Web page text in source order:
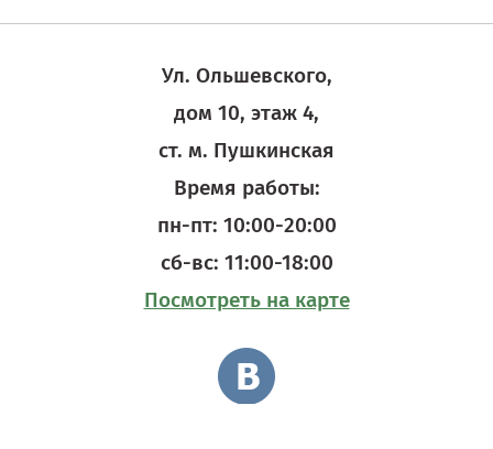
Ул. Ольшевского,
дом 10, этаж 4,
ст. м. Пушкинская
Время работы:
пн-пт: 10:00-20:00
сб-вс: 11:00-18:00
Посмотреть на карте